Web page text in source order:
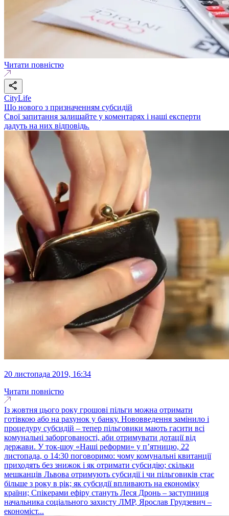
Читати повністю
CityLife
Що нового з призначенням субсидій
Свої запитання залишайте у коментарях і наші експерти
дадуть на них відповідь.
20 листопада 2019, 16:34
Читати повністю
Із жовтня цього року грошові пільги можна отримати
готівкою або на рахунок у банку. Нововведення замінило і
процедуру субсидій – тепер пільговики мають гасити всі
комунальні заборгованості, аби отримувати дотації від
держави. У ток-шоу «Наші реформи» у п’ятницю, 22
листопада, о 14:30 поговоримо: чому комунальні квитанції
приходять без знижок і як отримати субсидію; скільки
мешканців Львова отримують субсидії і чи пільговиків стає
більше з року в рік; як субсидії впливають на економіку
країни; Спікерами ефіру стануть Леся Дронь – заступниця
начальника соціального захисту ЛМР, Ярослав Грудзевич –
економіст...